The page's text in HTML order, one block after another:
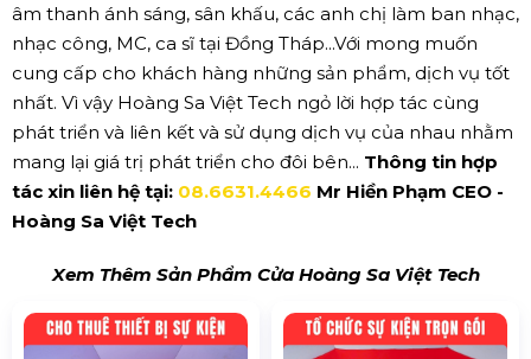
âm thanh ánh sáng, sân khấu, các anh chị làm ban nhạc,
nhạc công, MC, ca sĩ tại Đồng Tháp...Với mong muốn
cung cấp cho khách hàng những sản phẩm, dịch vụ tốt
nhất. Vì vậy Hoàng Sa Việt Tech ngỏ lời hợp tác cùng
phát triển và liên kết và sử dụng dịch vụ của nhau nhằm
mang lại giá trị phát triển cho đôi bên... Thông tin hợp
tác xin liên hệ tại: 08.6631.4466 Mr Hiền Phạm CEO -
Hoàng Sa Việt Tech
Xem Thêm Sản Phẩm Cửa Hoàng Sa Việt Tech